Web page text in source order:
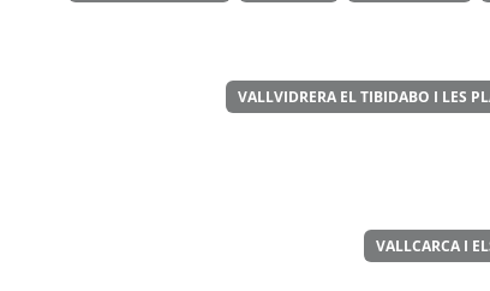
VALLVIDRERA EL TIBIDABO I LES
VALLCARCA I